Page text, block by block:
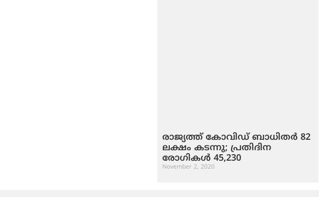
രാജ്യത്ത് കോവിഡ് ബാധിതര്‍ 82
ലക്ഷം കടന്നു; പ്രതിദിന
രോഗികള്‍ 45,230
November 2, 2020